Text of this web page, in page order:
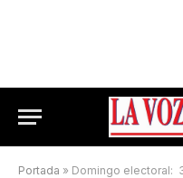
Portada » Domingo electoral: